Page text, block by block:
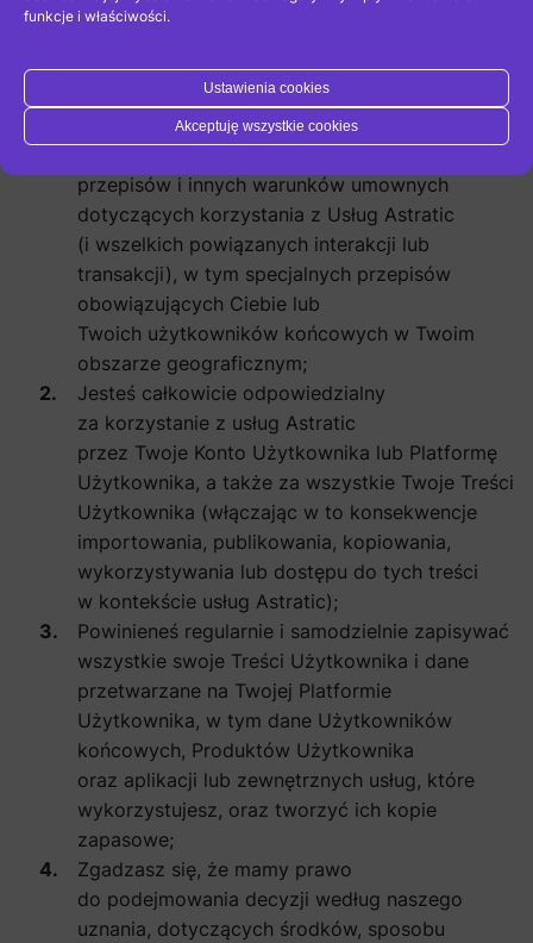
funkcje i właściwości.
Akceptuję wszystkie cookies
Ustawienia cookies
Użytkownika
Zobowiązujesz się podjąć następujące działania:
przepisów i innych warunków umownych
dotyczących korzystania z Usług Astratic
(i wszelkich powiązanych interakcji lub
transakcji), w tym specjalnych przepisów
obowiązujących Ciebie lub
Twoich użytkowników końcowych w Twoim
obszarze geograficznym;
Jesteś całkowicie odpowiedzialny
za korzystanie z usług Astratic
przez Twoje Konto Użytkownika lub Platformę
Użytkownika, a także za wszystkie Twoje Treści
Użytkownika (włączając w to konsekwencje
importowania, publikowania, kopiowania,
wykorzystywania lub dostępu do tych treści
w kontekście usług Astratic);
Powinieneś regularnie i samodzielnie zapisywać
wszystkie swoje Treści Użytkownika i dane
przetwarzane na Twojej Platformie
Użytkownika, w tym dane Użytkowników
końcowych, Produktów Użytkownika
oraz aplikacji lub zewnętrznych usług, które
wykorzystujesz, oraz tworzyć ich kopie
zapasowe;
Zgadzasz się, że mamy prawo
do podejmowania decyzji według naszego
uznania, dotyczących środków, sposobu